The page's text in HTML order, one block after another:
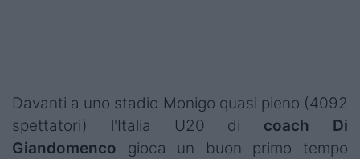
Davanti a uno stadio Monigo quasi pieno (4092
spettatori) l'Italia U20 di coach Di
Giandomenco gioca un buon primo tempo